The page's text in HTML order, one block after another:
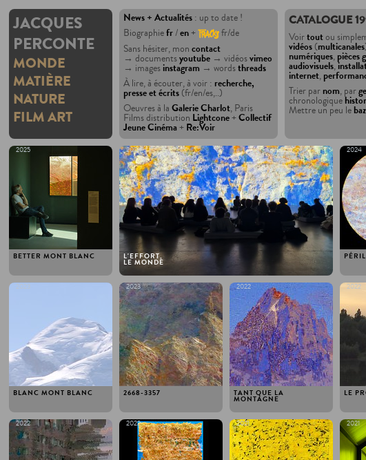
JACQUES
PERCONTE
MONDE
MATIÈRE
NATURE
FILM ART
News + Actualités : up to date !
Biographiefr/en+
fr/de
Sans hésiter, mon contact
→ documentsyoutube → vidéosvimeo
→ images instagram → wordsthreads
À lire, à écouter, à voir : recherche,
presse et écrits (fr/en/es,..)
Oeuvres à la Galerie Charlot, Paris
Films distribution Lightcone+Collectif
Jeune Cinéma+ Re:Voir
CATALOGUE
Voirtoutou
vidéos (multicanales
numériques, pièces
audiovisuels,
internet,
Trier par nom, par
chronologique
Mettre un peu le
BETTER MONT BLANC
2025
L'EFFORT,
LE MONDE
2024 2024
BLANC MONT BLANC
2023
2668-3357
2023
TANT QUE LA
MONTAGNE
2022
LE
2022
2022 2022 2021 2021